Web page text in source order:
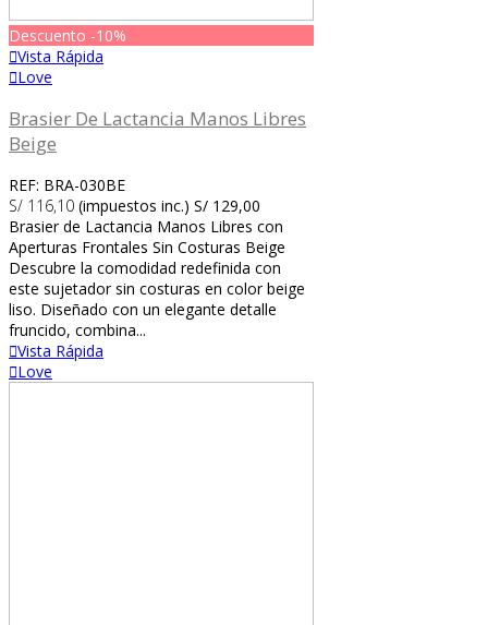
Descuento -10%
Vista Rápida
Love
Brasier De Lactancia Manos Libres
Beige
REF: BRA-030BE
S/ 116,10 (impuestos inc.) S/ 129,00
Brasier de Lactancia Manos Libres con
Aperturas Frontales Sin Costuras Beige
Descubre la comodidad redefinida con
este sujetador sin costuras en color beige
liso. Diseñado con un elegante detalle
fruncido, combina...
Vista Rápida
Love